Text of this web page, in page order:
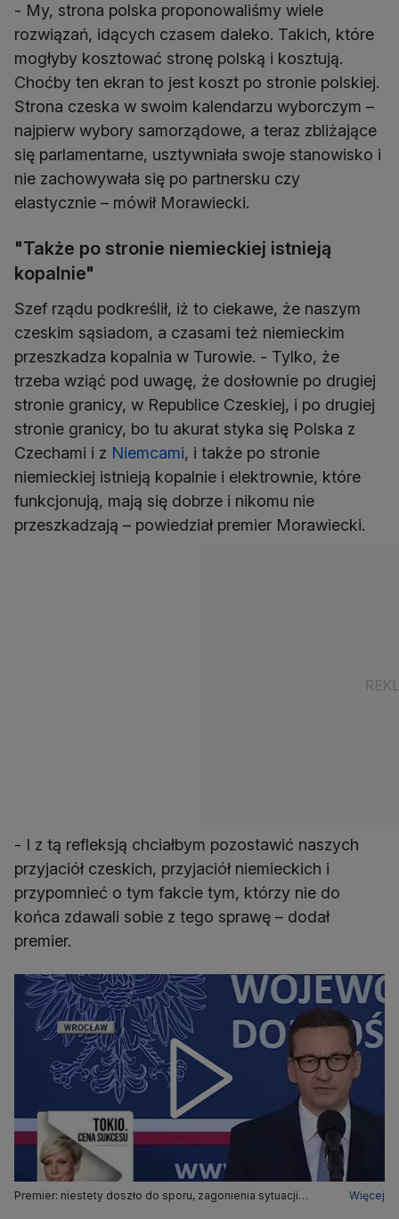
- My, strona polska proponowaliśmy wiele
rozwiązań, idących czasem daleko. Takich, które
mogłyby kosztować stronę polską i kosztują.
Choćby ten ekran to jest koszt po stronie polskiej.
Strona czeska w swoim kalendarzu wyborczym –
najpierw wybory samorządowe, a teraz zbliżające
się parlamentarne, usztywniała swoje stanowisko i
nie zachowywała się po partnersku czy
elastycznie – mówił Morawiecki.
"Także po stronie niemieckiej istnieją
kopalnie"
Szef rządu podkreślił, iż to ciekawe, że naszym
czeskim sąsiadom, a czasami też niemieckim
przeszkadza kopalnia w Turowie. - Tylko, że
trzeba wziąć pod uwagę, że dosłownie po drugiej
stronie granicy, w Republice Czeskiej, i po drugiej
stronie granicy, bo tu akurat styka się Polska z
Czechami i z Niemcami, i także po stronie
niemieckiej istnieją kopalnie i elektrownie, które
funkcjonują, mają się dobrze i nikomu nie
przeszkadzają – powiedział premier Morawiecki.
- I z tą refleksją chciałbym pozostawić naszych
przyjaciół czeskich, przyjaciół niemieckich i
przypomnieć o tym fakcie tym, którzy nie do
końca zdawali sobie z tego sprawę – dodał
premier.
Premier: niestety doszło do sporu, zagonienia sytuacji
Więcej